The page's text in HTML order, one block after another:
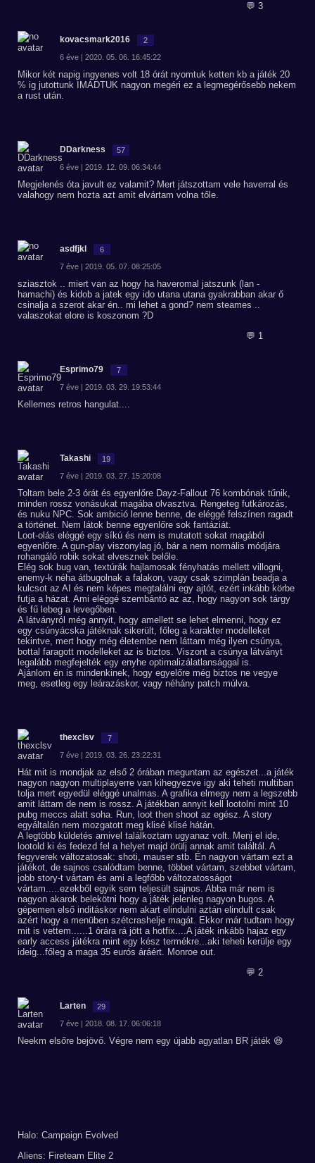
💬 3
kovacsmark2016 2
6 éve | 2020. 05. 06. 16:45:22
Mikor két napig ingyenes volt 18 órát nyomtuk ketten kb a játék 20
% ig jutottunk IMÁDTUK nagyon megéri ez a legmegérősebb nekem
a rust után.
DDarkness 57
6 éve | 2019. 12. 09. 06:34:44
Megjelenés óta javult ez valamit? Mert játszottam vele haverral és
valahogy nem hozta azt amit elvártam volna tőle.
asdfjkl 6
7 éve | 2019. 05. 07. 08:25:05
sziasztok .. miert van az hogy ha haveromal jatszunk (lan -
hamachi) és kidob a jatek egy ido utana utana gyakrabban akar ő
csinalja a szerot akar én.. mi lehet a gond? nem steames ..
valaszokat elore is koszonom ?D
💬 1
Esprimo79 7
7 éve | 2019. 03. 29. 19:53:44
Kellemes retros hangulat....
Takashi 19
7 éve | 2019. 03. 27. 15:20:08
Toltam bele 2-3 órát és egyenlőre Dayz-Fallout 76 kombónak tűnik,
minden rossz vonásukat magába olvasztva. Rengeteg futkározás,
és nuku NPC. Sok ambició lenne benne, de eléggé felszínen ragadt
a történet. Nem látok benne egyenlőre sok fantáziát.
Loot-olás eléggé egy síkú és nem is mutatott sokat magából
egyenlőre. A gun-play viszonylag jó, bár a nem normális módjára
rohangáló robik sokat elvesznek belőle.
Elég sok bug van, textúrák hajlamosak fényhatás mellett villogni,
enemy-k néha átbugolnak a falakon, vagy csak szimplán beadja a
kulcsot az AI és nem képes megtalálni egy ajtót, ezért inkább körbe
futja a házat. Ami eléggé szembántó az az, hogy nagyon sok tárgy
és fű lebeg a levegőben.
A látványról még annyit, hogy amellett se lehet elmenni, hogy ez
egy csúnyácska játéknak sikerült, főleg a karakter modelleket
tekintve, mert hogy még életembe nem láttam még ilyen csúnya,
bottal faragott modelleket az is biztos. Viszont a csúnya látványt
legalább megfejelték egy enyhe optimalizálatlansággal is.
Ajánlom én is mindenkinek, hogy egyelőre még biztos ne vegye
meg, esetleg egy leárazáskor, vagy néhány patch múlva.
thexclsv 7
7 éve | 2019. 03. 26. 23:22:31
Hát mit is mondjak az első 2 órában meguntam az egészet...a játék
nagyon nagyon multiplayerre van kihegyezve igy aki teheti multiban
tolja mert egyedül eléggé unalmas. A grafika elmegy nem a legszebb
amit láttam de nem is rossz. A játékban annyit kell lootolni mint 10
pubg meccs alatt soha. Run, loot then shoot az egész. A story
egyáltalán nem mozgatott meg klisé klisé hátán.
A legtöbb küldetés amivel találkoztam ugyanaz volt. Menj el ide,
lootold ki és fedezd fel a helyet majd örülj annak amit találtál. A
fegyverek változatosak: shoti, mauser stb. Én nagyon vártam ezt a
játékot, de sajnos csalódtam benne, többet vártam, szebbet vártam,
jobb story-t vártam és ami a legfőbb változatosságot
vártam.....ezekből egyik sem teljesült sajnos. Abba már nem is
nagyon akarok belekötni hogy a játék jelenleg nagyon bugos. A
gépemen első inditáskor nem akart elindulni aztán elindult csak
azért hogy a menüben szétcrashelje magát. Ekkor már tudtam hogy
mit is vettem......1 órára rá jött a hotfix....A játék inkább hajaz egy
early access játékra mint egy kész termékre...aki teheti kerülje egy
ideig...főleg a maga 35 eurós áráért. Monroe out.
💬 2
Larten 29
7 éve | 2018. 08. 17. 06:06:18
Neekm elsőre bejövő. Végre nem egy újabb agyatlan BR játék 😆
Halo: Campaign Evolved
Aliens: Fireteam Elite 2